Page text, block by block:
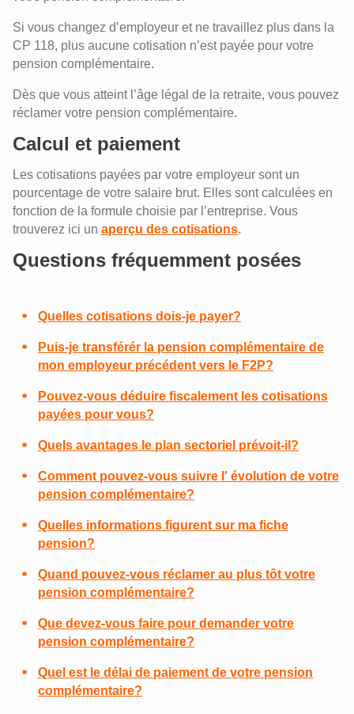
Si vous changez d’employeur et ne travaillez plus dans la
CP 118, plus aucune cotisation n’est payée pour votre
pension complémentaire.
Dès que vous atteint l’âge légal de la retraite, vous pouvez
réclamer votre pension complémentaire.
Calcul et paiement
Les cotisations payées par votre employeur sont un
pourcentage de votre salaire brut. Elles sont calculées en
fonction de la formule choisie par l’entreprise. Vous
trouverez ici un aperçu des cotisations.
Questions fréquemment posées
Quelles cotisations dois-je payer?
Puis-je transférér la pension complémentaire de
mon employeur précédent vers le F2P?
Pouvez-vous déduire fiscalement les cotisations
payées pour vous?
Quels avantages le plan sectoriel prévoit-il?
Comment pouvez-vous suivre l' évolution de votre
pension complémentaire?
Quelles informations figurent sur ma fiche
pension?
Quand pouvez-vous réclamer au plus tôt votre
pension complémentaire?
Que devez-vous faire pour demander votre
pension complémentaire?
Quel est le délai de paiement de votre pension
complémentaire?